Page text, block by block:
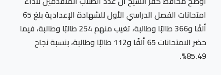
امتحانات الفصل الدراسي الأول للشهادة الإعدادية بلغ 65
ألفًا و366 طالبًا وطالبة، تغيب منهم 254 طالبًا وطالبة، فيما
حضر الامتحانات 65 ألفًا و112 طالبًا وطالبة، بنسبة نجاح
85.49%.